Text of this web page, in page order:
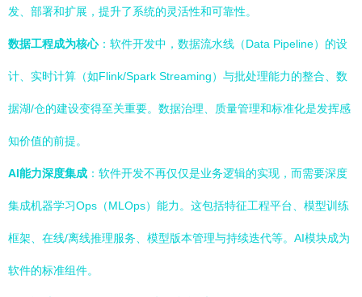
发、部署和扩展，提升了系统的灵活性和可靠性。
数据工程成为核心：软件开发中，数据流水线（Data Pipeline）的设
计、实时计算（如Flink/Spark Streaming）与批处理能力的整合、数
据湖/仓的建设变得至关重要。数据治理、质量管理和标准化是发挥感
知价值的前提。
AI能力深度集成 ：软件开发不再仅仅是业务逻辑的实现，而需要深度
集成机器学习Ops（MLOps）能力。这包括特征工程平台、模型训练
框架、在线/离线推理服务、模型版本管理与持续迭代等。AI模块成为
软件的标准组件。